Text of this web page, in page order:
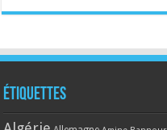
Étiquettes